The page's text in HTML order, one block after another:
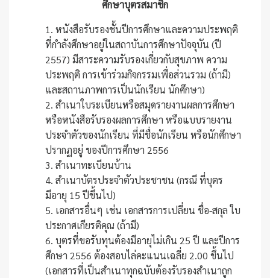
ศึกษาบุตรสมาชิก
1. หนังสือรับรองชั้นปีการศึกษาและความประพฤติ
ที่กำลังศึกษาอยู่ในสถาบันการศึกษาปัจจุบัน (ปี
2557) มีสาระความรับรองเกี่ยวกับสุขภาพ ความ
ประพฤติ การเข้าร่วมกิจกรรมเพื่อส่วนรวม (ถ้ามี)
และสถานภาพการเป็นนักเรียน นักศึกษา)
2. สำเนาใบระเบียนหรือสมุดรายงานผลการศึกษา
หรือหนังสือรับรองผลการศึกษา หรือแบบรายงาน
ประจำตัวของนักเรียน ที่มีชื่อนักเรียน หรือนักศึกษา
ปรากฏอยู่ ของปีการศึกษา 2556
3. สำเนาทะเบียนบ้าน
4. สำเนาบัตรประจำตัวประชาชน (กรณี ที่บุตร
มีอายุ 15 ปีขึ้นไป)
5. เอกสารอื่นๆ เช่น เอกสารการเปลี่ยน ชื่อ-สกุล ใบ
ประกาศเกียรติคุณ (ถ้ามี)
6. บุตรที่ขอรับทุนต้องมีอายุไม่เกิน 25 ปี และปีการ
ศึกษา 2556 ต้องสอบไล่คะแนนเฉลี่ย 2.00 ขึ้นไป
(เอกสารที่เป็นสำเนาทุกฉบับต้องรับรองสำเนาถูก